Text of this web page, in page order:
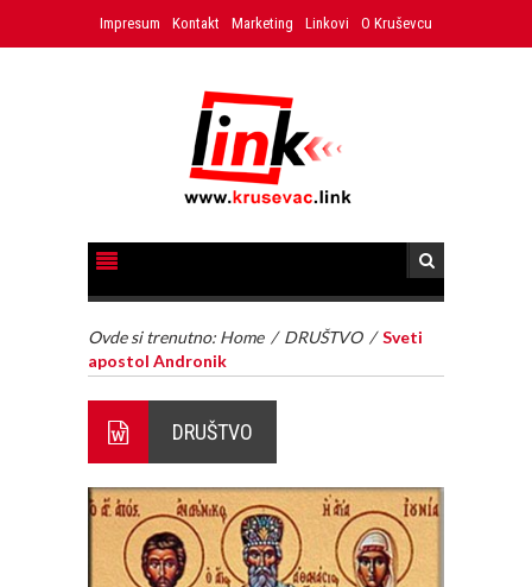
Impresum Kontakt Marketing Linkovi O Kruševcu
Ovde si trenutno: Home / DRUŠTVO /Sveti
apostol Andronik
DRUŠTVO